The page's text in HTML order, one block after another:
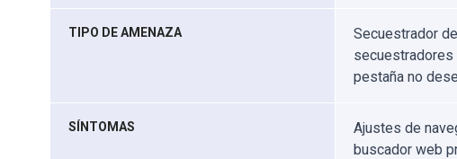
TIPO DE AMENAZA
Secuestrador
secuestradores
pestaña no
SÍNTOMAS
Ajustes de
buscador web